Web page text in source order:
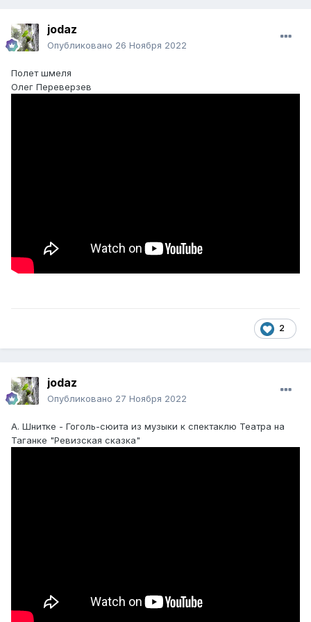
jodaz
Опубликовано 26 Ноября 2022
Полет шмеля
Олег Переверзев
2
jodaz
Опубликовано 27 Ноября 2022
А. Шнитке - Гоголь-сюита из музыки к спектаклю Театра на
Таганке "Ревизская сказка"